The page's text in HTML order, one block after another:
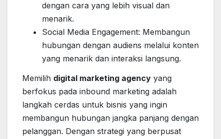
dengan cara yang lebih visual dan
menarik.
Social Media Engagement: Membangun
hubungan dengan audiens melalui konten
yang menarik dan interaksi langsung.
Memilih digital marketing agency yang
berfokus pada inbound marketing adalah
langkah cerdas untuk bisnis yang ingin
membangun hubungan jangka panjang dengan
pelanggan. Dengan strategi yang berpusat